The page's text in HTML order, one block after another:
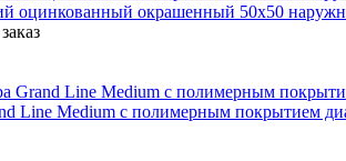
оцинкованный окрашенный 50х50
Line Medium с полимерным покрытием